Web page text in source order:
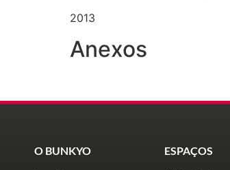
2013
Anexos
O BUNKYO ESPAÇOS